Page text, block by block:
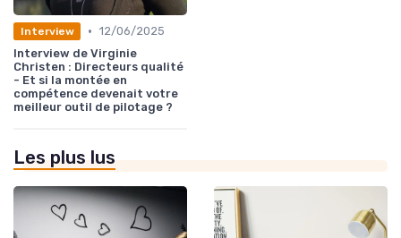
Interview • 12/06/2025
Interview de Virginie
Christen : Directeurs qualité
- Et si la montée en
compétence devenait votre
meilleur outil de pilotage ?
Les plus lus